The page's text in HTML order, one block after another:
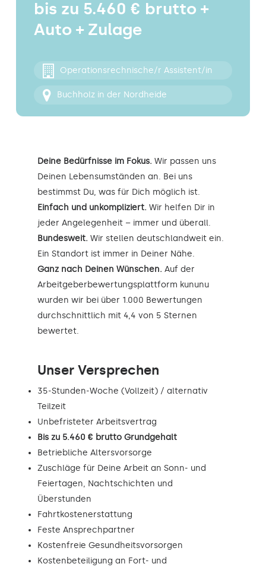
Kontaktbis zu 5.460 € brutto +
Auto + Zulage
Operationsrechnische/r Assistent/in
Buchholz in der Nordheide
Deine Bedürfnisse im Fokus. Wir passen uns
Deinen Lebensumständen an. Bei uns
bestimmst Du, was für Dich möglich ist.
Einfach und unkompliziert. Wir helfen Dir in
jeder Angelegenheit – immer und überall.
Bundesweit. Wir stellen deutschlandweit ein.
Ein Standort ist immer in Deiner Nähe.
Ganz nach Deinen Wünschen. Auf der
Arbeitgeberbewertungsplattform kununu
wurden wir bei über 1.000 Bewertungen
durchschnittlich mit 4,4 von 5 Sternen
bewertet.
Unser Versprechen
35-Stunden-Woche (Vollzeit) / alternativ
Teilzeit
Unbefristeter Arbeitsvertrag
Bis zu 5.460 € brutto Grundgehalt
Betriebliche Altersvorsorge
Zuschläge für Deine Arbeit an Sonn- und
Feiertagen, Nachtschichten und
Überstunden
Fahrtkostenerstattung
Feste Ansprechpartner
Kostenfreie Gesundheitsvorsorgen
Kostenbeteiligung an Fort- und